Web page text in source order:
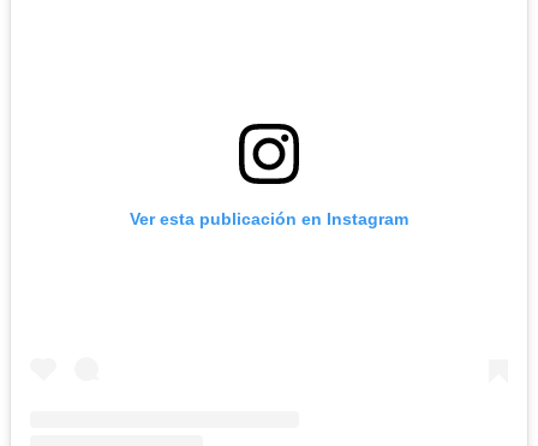
Ver esta publicación en Instagram